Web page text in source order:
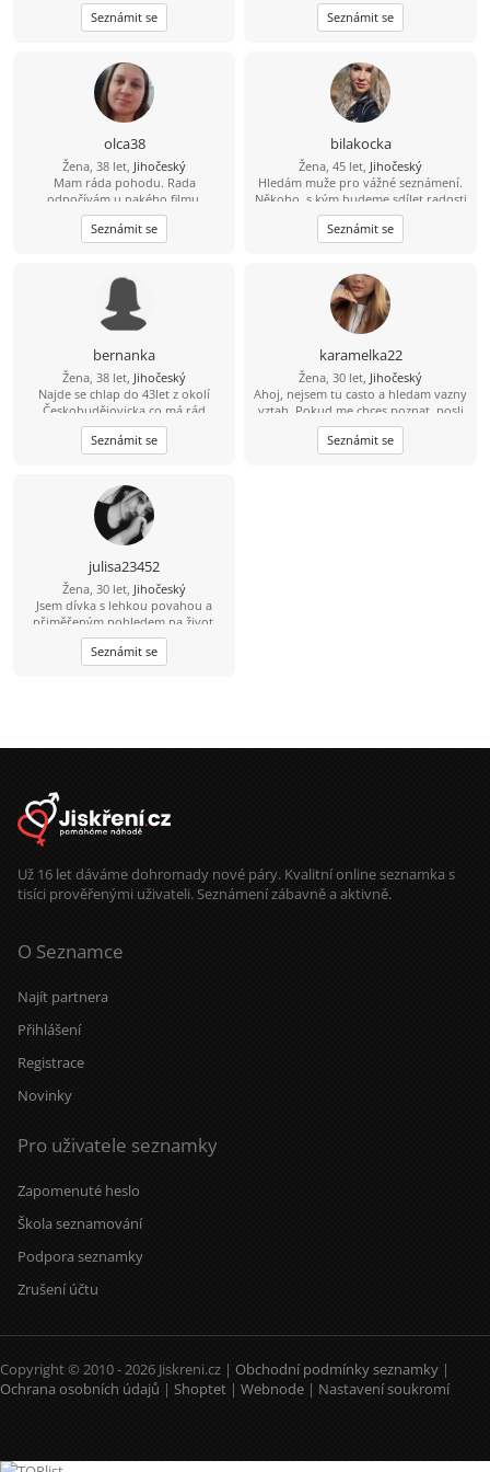
konce života, láska nikdy nebolí.
Buď jsi tu, nebo se potkáme jinde.
mi svůj е-mаil. Je to jednoduché a
zdarma. Rád tě poznám!
Seznámit se
přátelství s někym kto má rád výlety ,
je zodpovědný, tolerantní a ví co od
života chce.
Seznámit se
olca38
Žena, 38 let, Jihočeský
Mam ráda pohodu. Rada
odpočívám u nakého filmu.
Seznámit se
bilakocka
Žena, 45 let, Jihočeský
Hledám muže pro vážné seznámení.
Někoho, s kým budeme sdílet radosti
i starosti života, protože ve dvou jde
všechno líp. Pokud jsi upřímný, máš
rád smích a chceš vztah založený na
Napiš mi na majl.
VESNICKAHOLKA525@SEZNAM.CZ
Seznámit se
bernanka
Žena, 38 let, Jihočeský
Najde se chlap do 43let z okolí
Českobudějovicka co má rád
baculatější holky???
Seznámit se
karamelka22
Žena, 30 let, Jihočeský
Ahoj, nejsem tu casto a hledam vazny
vztah. Pokud me chces poznat, posli
mi svuj email. Napisu ti tam.
Seznámit se
julisa23452
Žena, 30 let, Jihočeský
Jsem dívka s lehkou povahou a
přiměřeným pohledem na život.
Cením si pohody, upřímnosti a
vzájemné úcty. Budu ráda za
příjemnou komunikaci a nová
Seznámit se
Už 16 let dáváme dohromady nové páry. Kvalitní online seznamka s
tisíci prověřenými uživateli. Seznámení zábavně a aktivně.
O Seznamce
Najít partnera
Přihlášení
Registrace
Novinky
Pro uživatele seznamky
Zapomenuté heslo
Škola seznamování
Podpora seznamky
Zrušení účtu
Copyright © 2010 - 2026 Jiskreni.cz | Obchodní podmínky seznamky |
Ochrana osobních údajů | Shoptet | Webnode | Nastavení soukromí